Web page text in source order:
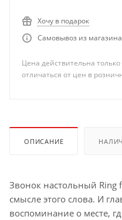
Хочу в подарок
Самовывоз из
Цена действительна
отличаться от цен в
ОПИСАНИЕ
Звонок настольный
смысле этого слова. И
воспоминание о месте,